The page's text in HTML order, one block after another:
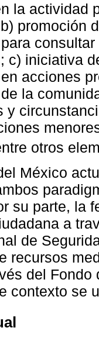
la actividad
promoción
c) iniciativa
acciones
la
y
otros
México
su parte, la
a
de
recursos
del
contexto se